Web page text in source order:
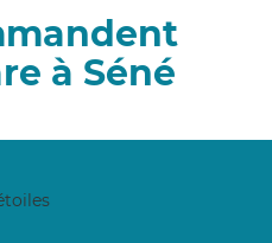
à Séné